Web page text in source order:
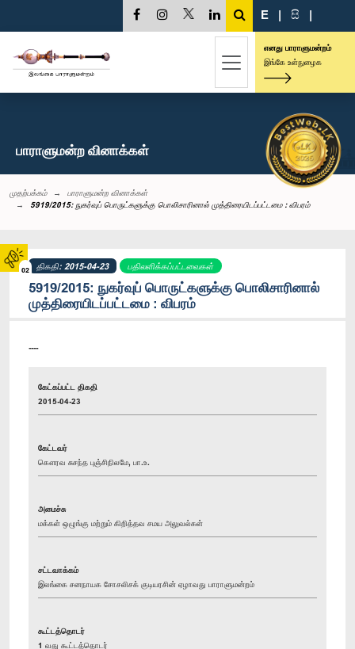
02
E | සි |
எனது பாராளுமன்றம்
இங்கே உள்நுழைக
பாராளுமன்ற வினாக்கள்
முதற்பக்கம்
பாராளுமன்ற வினாக்கள்
5919/2015: நுகர்வுப் பொருட்களுக்கு பொலிசாரினால் முத்திரையிடப்பட்டமை : விபரம்
திகதி: 2015-04-23 பதிலளிக்கப்பட்டவைகள்
5919/2015: நுகர்வுப் பொருட்களுக்கு பொலிசாரினால்
முத்திரையிடப்பட்டமை : விபரம்
----
கேட்கப்பட்ட திகதி
2015-04-23
கேட்டவர்
கௌரவ சுசந்த புஞ்சிநிலமே, பா.உ.
அமைச்சு
மக்கள் ஒழுங்கு மற்றும் கிறித்தவ சமய அலுவல்கள்
சட்டவாக்கம்
இலங்கை சனநாயக சோசலிசக் குடியரசின் ஏழாவது பாராளுமன்றம்
கூட்டத்தொடர்
1 வது கூட்டத்தொடர்